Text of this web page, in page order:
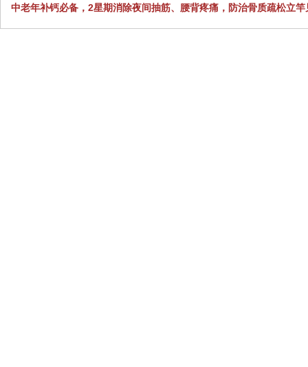
中老年补钙必备，2星期消除夜间抽筋、腰背疼痛，防治骨质疏松立竿